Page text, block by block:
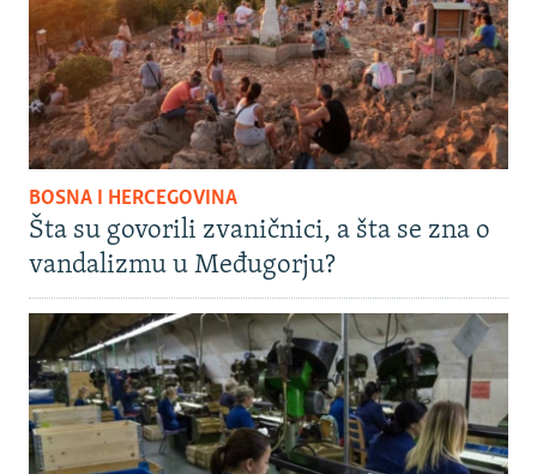
BOSNA I HERCEGOVINA
Šta su govorili zvaničnici, a šta se zna o
vandalizmu u Međugorju?